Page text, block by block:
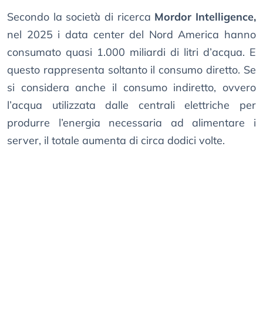
Secondo la società di ricerca Mordor Intelligence,
nel 2025 i data center del Nord America hanno
consumato quasi 1.000 miliardi di litri d’acqua. E
questo rappresenta soltanto il consumo diretto. Se
si considera anche il consumo indiretto, ovvero
l’acqua utilizzata dalle centrali elettriche per
produrre l’energia necessaria ad alimentare i
server, il totale aumenta di circa dodici volte.